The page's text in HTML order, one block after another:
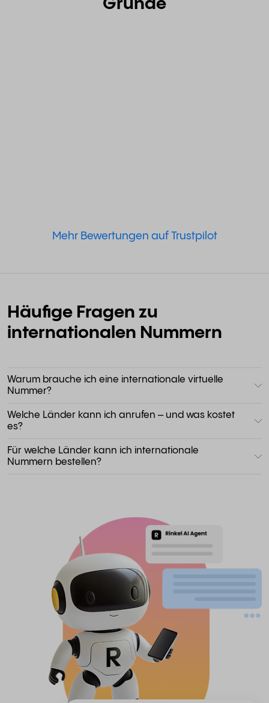
Gründe
Mehr Bewertungen auf Trustpilot
Häufige Fragen zu
internationalen Nummern
Warum brauche ich eine internationale virtuelle
Nummer?
Welche Länder kann ich anrufen – und was kostet
es?
Für welche Länder kann ich internationale
Nummern bestellen?